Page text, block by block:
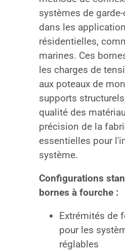
systèmes de
dans les
résidentielles,
marines. Ces
les charges de
aux poteaux de
supports
qualité des
précision de la
essentielles pour
système.
Configurations
bornes à fourche :
Extrémités de
pour les
réglables